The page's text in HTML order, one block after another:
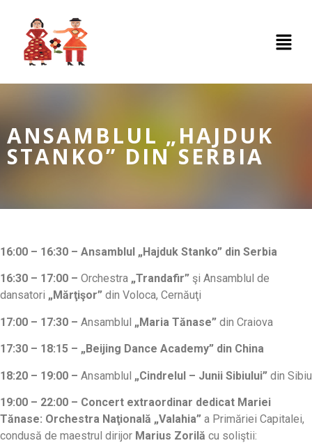
ANSAMBLUL „HAJDUK
STANKO” DIN SERBIA
16:00 – 16:30 – Ansamblul „Hajduk Stanko” din Serbia
16:30 – 17:00 – Orchestra „Trandafir” şi Ansamblul de
dansatori „Mărţişor” din Voloca, Cernăuţi
17:00 – 17:30 – Ansamblul „Maria Tănase” din Craiova
17:30 – 18:15 – „Beijing Dance Academy” din China
18:20 – 19:00 – Ansamblul „Cindrelul – Junii Sibiului” din Sibiu
19:00 – 22:00 – Concert extraordinar dedicat Mariei
Tănase: Orchestra Naţională „Valahia” a Primăriei Capitalei,
condusă de maestrul dirijor Marius Zorilă cu soliştii: